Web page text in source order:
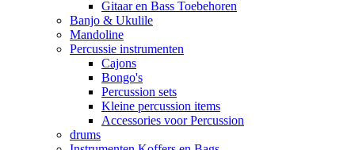
Gitaar en Bass Toebehoren
Banjo & Ukulile
Mandoline
Percussie instrumenten
Cajons
Bongo's
Percussion sets
Kleine percussion items
Accessories voor Percussion
drums